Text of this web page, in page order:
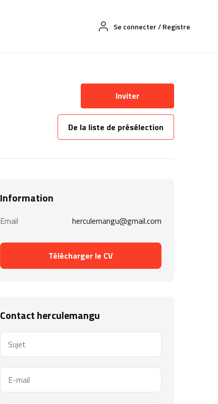
Se connecter/Registre
Inviter
De la liste de présélection
Information
Email herculemangu@gmail.com
Télécharger le CV
Contact herculemangu